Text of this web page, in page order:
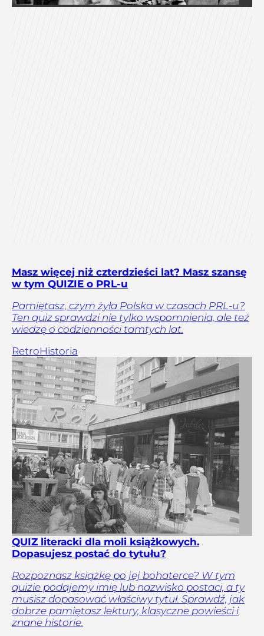
Masz więcej niż czterdzieści lat? Masz szansę
w tym QUIZIE o PRL-u
Pamiętasz, czym żyła Polska w czasach PRL-u?
Ten quiz sprawdzi nie tylko wspomnienia, ale też
wiedzę o codzienności tamtych lat.
RetroHistoria
QUIZ literacki dla moli książkowych.
Dopasujesz postać do tytułu?
Rozpoznasz książkę po jej bohaterce? W tym
quizie podajemy imię lub nazwisko postaci, a ty
musisz dopasować właściwy tytuł. Sprawdź, jak
dobrze pamiętasz lektury, klasyczne powieści i
znane historie.